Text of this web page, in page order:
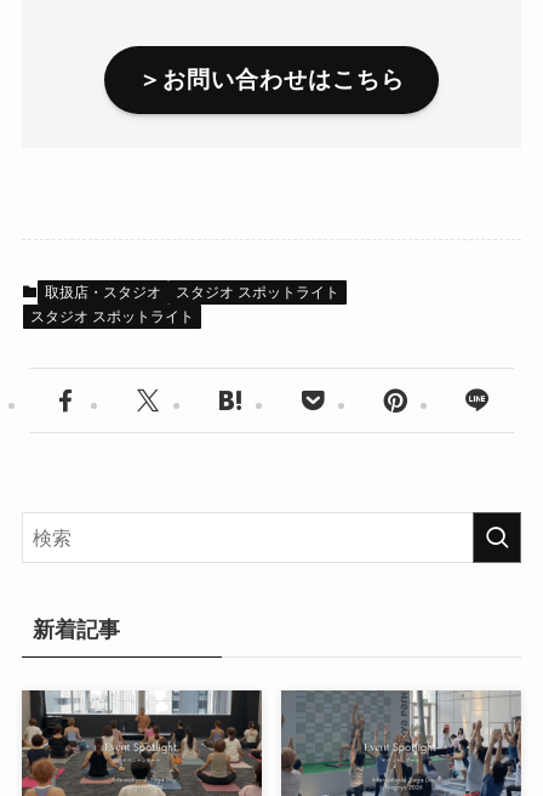
＞お問い合わせはこちら
取扱店・スタジオ
スタジオ スポットライト
スタジオ スポットライト
新着記事